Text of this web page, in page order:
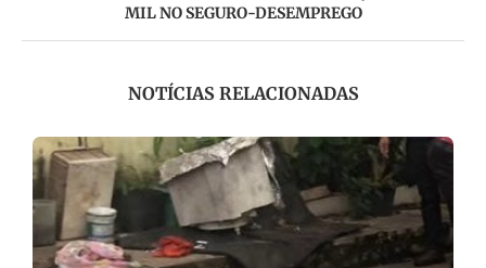
MIL NO SEGURO-DESEMPREGO
NOTÍCIAS RELACIONADAS